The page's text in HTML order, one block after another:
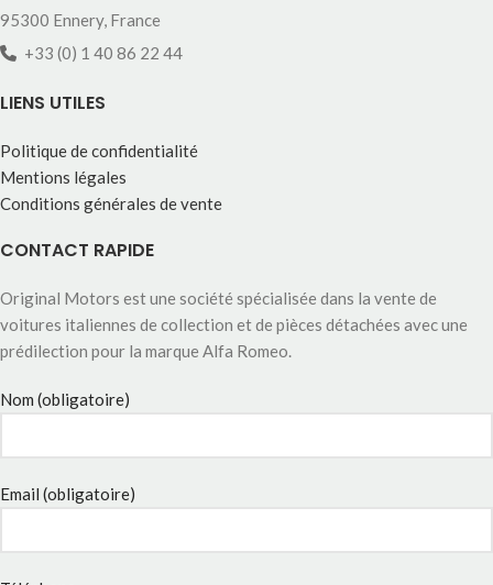
95300 Ennery, France
+33 (0) 1 40 86 22 44
LIENS UTILES
Politique de confidentialité
Mentions légales
Conditions générales de vente
CONTACT RAPIDE
Original Motors est une société spécialisée dans la vente de
voitures italiennes de collection et de pièces détachées avec une
prédilection pour la marque Alfa Romeo.
Nom (obligatoire)
Email (obligatoire)